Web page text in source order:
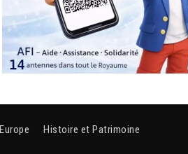
Histoire et Patrimoine